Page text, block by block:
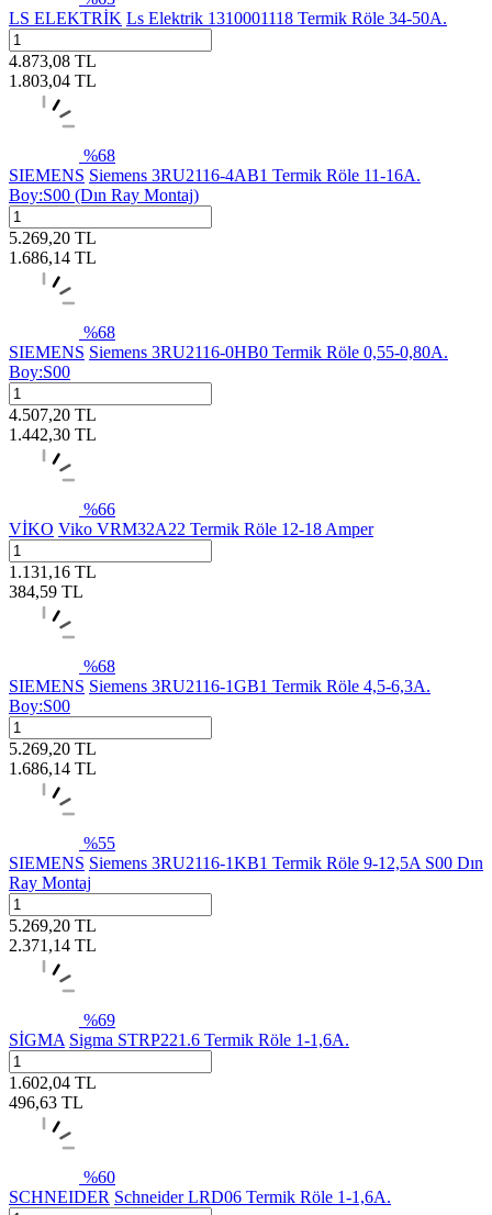
LS ELEKTRİK Ls Elektrik 1310001118 Termik Röle 34-50A.
4.873,08 TL
1.803,04 TL
%68
SIEMENS Siemens 3RU2116-4AB1 Termik Röle 11-16A.
Boy:S00 (Dın Ray Montaj)
5.269,20 TL
1.686,14 TL
%68
SIEMENS Siemens 3RU2116-0HB0 Termik Röle 0,55-0,80A.
Boy:S00
4.507,20 TL
1.442,30 TL
%66
VİKO Viko VRM32A22 Termik Röle 12-18 Amper
1.131,16 TL
384,59 TL
%68
SIEMENS Siemens 3RU2116-1GB1 Termik Röle 4,5-6,3A.
Boy:S00
5.269,20 TL
1.686,14 TL
%55
SIEMENS Siemens 3RU2116-1KB1 Termik Röle 9-12,5A S00 Dın
Ray Montaj
5.269,20 TL
2.371,14 TL
%69
SİGMA Sigma STRP221.6 Termik Röle 1-1,6A.
1.602,04 TL
496,63 TL
%60
SCHNEIDER Schneider LRD06 Termik Röle 1-1,6A.